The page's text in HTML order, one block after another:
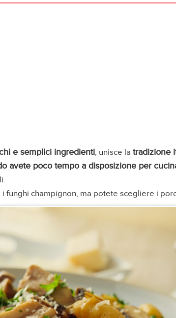
e semplici ingredienti, unisce la tradizione
avete poco tempo a disposizione per
funghi champignon, ma potete scegliere i